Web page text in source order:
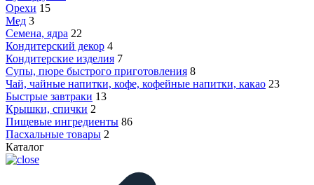
Орехи 15
Мед 3
Семена, ядра 22
Кондитерский декор 4
Кондитерские изделия 7
Супы, пюре быстрого приготовления 8
Чай, чайные напитки, кофе, кофейные напитки, какао 23
Быстрые завтраки 13
Крышки, спички 2
Пищевые ингредиенты 86
Пасхальные товары 2
Каталог